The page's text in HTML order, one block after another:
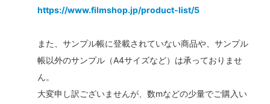
https://www.filmshop.jp/product-list/5
また、サンプル帳に登載されていない商品や、サンプル
帳以外のサンプル（A4サイズなど）は承っておりませ
ん。
大変申し訳ございませんが、数mなどの少量でご購入い